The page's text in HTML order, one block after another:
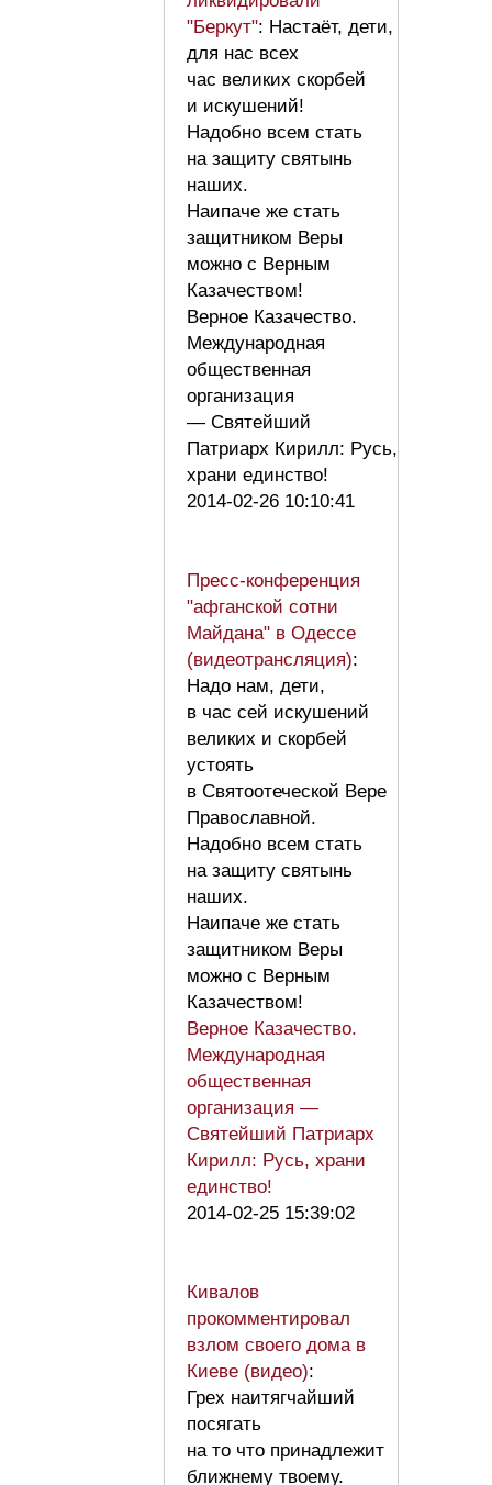
"Беркут": Настаёт, дети,
для нас всех
час великих скорбей
и искушений!
Надобно всем стать
на защиту святынь
наших.
Наипаче же стать
защитником Веры
можно с Верным
Казачеством!
Верное Казачество.
Международная
общественная
организация
— Святейший
Патриарх Кирилл: Русь,
храни единство!
2014-02-26 10:10:41
Пресс-конференция
"афганской сотни
Майдана" в Одессе
(видеотрансляция):
Надо нам, дети,
в час сей искушений
великих и скорбей
устоять
в Святоотеческой Вере
Православной.
Надобно всем стать
на защиту святынь
наших.
Наипаче же стать
защитником Веры
можно с Верным
Казачеством!
Верное Казачество.
Международная
общественная
организация —
Святейший Патриарх
Кирилл: Русь, храни
единство!
2014-02-25 15:39:02
Кивалов
прокомментировал
взлом своего дома в
Киеве (видео):
Грех наитягчайший
посягать
на то что принадлежит
ближнему твоему.